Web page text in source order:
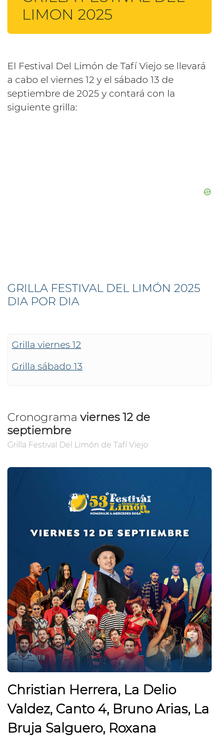
LIMON 2025
El Festival Del Limón de Tafí Viejo se llevará
a cabo el viernes 12 y el sábado 13 de
septiembre de 2025 y contará con la
siguiente grilla:
GRILLA FESTIVAL DEL LIMÓN 2025
DIA POR DIA
Grilla viernes 12
Grilla sábado 13
Cronograma viernes 12 de
septiembre
Grilla Festival Del Limón de Tafí Viejo
Christian Herrera, La Delio
Valdez, Canto 4, Bruno Arias, La
Bruja Salguero, Roxana